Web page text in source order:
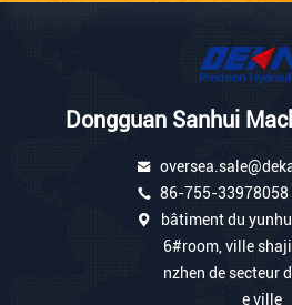
Dongguan Sanhui
86-755-33978058
bâtiment du
6#room, ville
nzhen de secteur
e ville